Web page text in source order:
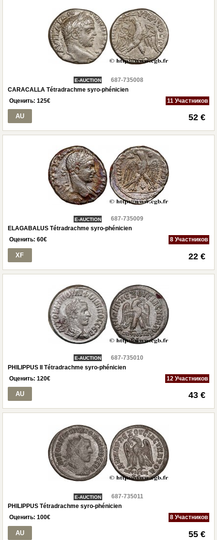
E-AUCTION
687-735008
CARACALLA Tétradrachme syro-phénicien
Оценить: 125€ 11 Участников
AU 52 €
E-AUCTION
687-735009
ELAGABALUS Tétradrachme syro-phénicien
Оценить: 60€ 8 Участников
XF 22 €
E-AUCTION
687-735010
PHILIPPUS II Tétradrachme syro-phénicien
Оценить: 120€ 12 Участников
AU 43 €
E-AUCTION
687-735011
PHILIPPUS Tétradrachme syro-phénicien
Оценить: 100€ 8 Участников
AU 55 €